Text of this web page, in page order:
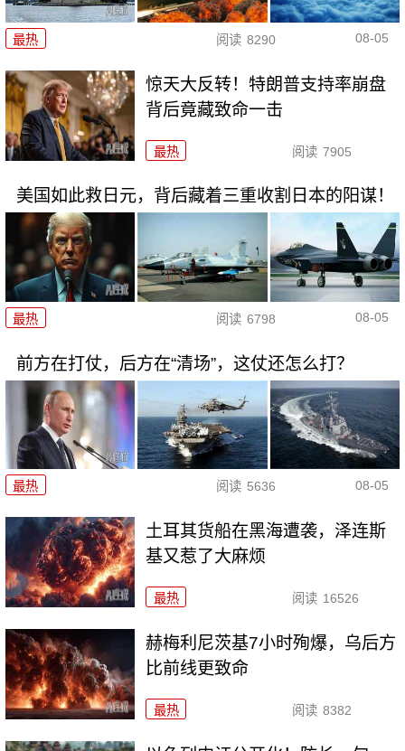
最热 阅读 8290 08-05
惊天大反转！特朗普支持率崩盘
背后竟藏致命一击
最热 阅读 7905
美国如此救日元，背后藏着三重收割日本的阳谋！
最热 阅读 6798 08-05
前方在打仗，后方在“清场”，这仗还怎么打？
最热 阅读 5636 08-05
土耳其货船在黑海遭袭，泽连斯
基又惹了大麻烦
最热 阅读 16526
赫梅利尼茨基7小时殉爆，乌后方
比前线更致命
最热 阅读 8382